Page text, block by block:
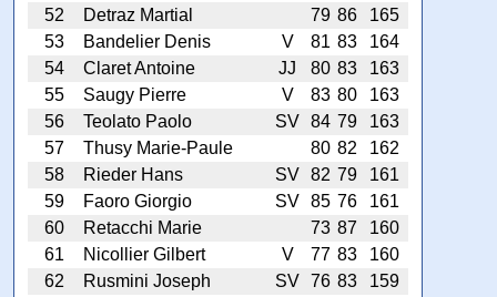
52
Detraz Martial 79 86
165
53
Bandelier Denis V 81 83
164
54
Claret Antoine JJ 80 83
163
55
Saugy Pierre V 83 80
163
56
Teolato Paolo SV 84 79
163
57
Thusy Marie-Paule 80 82
162
58
Rieder Hans SV 82 79
161
59
Faoro Giorgio SV 85 76
161
60
Retacchi Marie 73 87
160
61
Nicollier Gilbert V 77 83
160
62
Rusmini Joseph SV 76 83
159